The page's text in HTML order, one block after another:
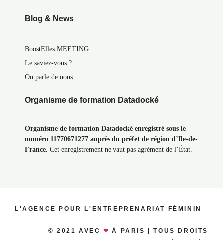
Blog & News
BoostElles MEETING
Le saviez-vous ?
On parle de nous
Organisme de formation Datadocké
Organisme de formation Datadocké enregistré sous le
numéro 11770671277 auprès du préfet de région d’Ile-de-
France. Cet enregistrement ne vaut pas agrément de l’État.
L'AGENCE POUR L'ENTREPRENARIAT FÉMININ
© 2021 AVEC❤ À PARIS | TOUS DROITS